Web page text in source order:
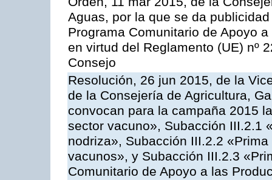
Aguas, por la que se da
Programa Comunitario de Apoyo
en virtud del Reglamento (UE) nº
Consejo
Resolución, 26 jun 2015, de la
de la Consejería de Agricultura,
convocan para la campaña 2015
sector vacuno», Subacción III.2.1
nodriza», Subacción III.2.2
vacunos», y Subacción III.2.3
Comunitario de Apoyo a las